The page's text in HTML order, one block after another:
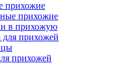
прихожие
прихожие
в прихожую
для прихожей
прихожей